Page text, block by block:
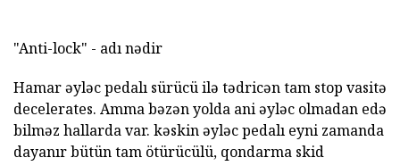
"Anti-lock" - adı nədir
Hamar əyləc pedalı sürücü ilə tədricən tam stop vasitə
decelerates. Amma bəzən yolda ani əyləc olmadan edə
bilməz hallarda var. kəskin əyləc pedalı eyni zamanda
dayanır bütün tam ötürücülü, qondarma skid